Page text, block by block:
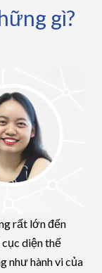
gì?
rất lớn đến
diện thế
như hành vi của